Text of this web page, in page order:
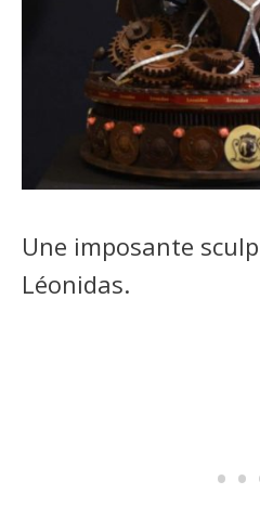
Une imposante
Léonidas.